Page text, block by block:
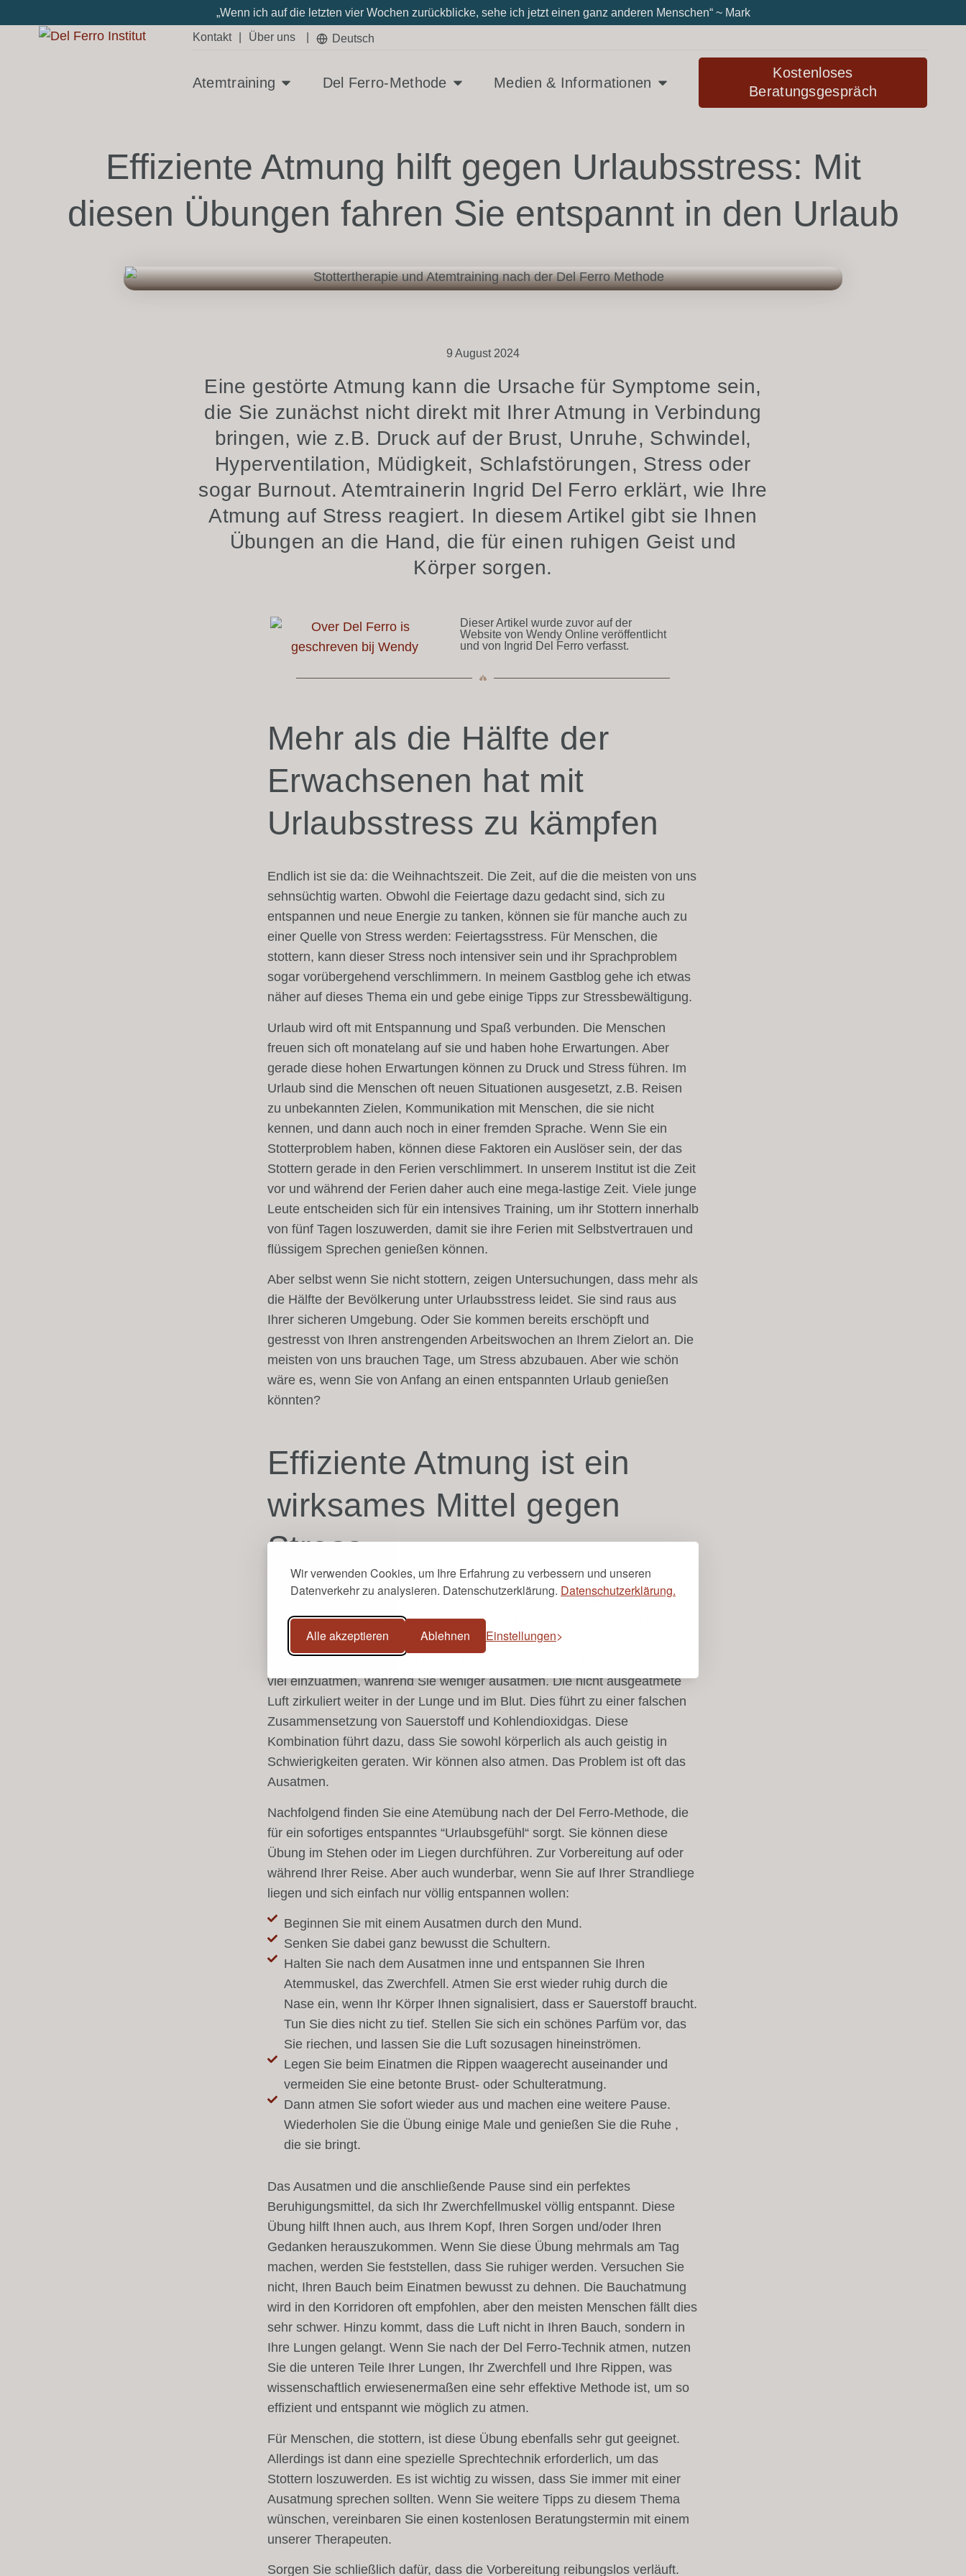
Wir verwenden Cookies, um Ihre Erfahrung zu verbessern und unseren
Datenverkehr zu analysieren. Datenschutzerklärung. Datenschutzerklärung.
Alle akzeptieren Ablehnen Einstellungen
„Wenn ich auf die letzten vier Wochen zurückblicke, sehe ich jetzt einen ganz anderen Menschen“ ~ Mark
Kontakt Über uns Deutsch
Atemtraining Del Ferro-Methode Medien & Informationen
Kostenloses
Beratungsgespräch
Effiziente Atmung hilft gegen Urlaubsstress: Mit
diesen Übungen fahren Sie entspannt in den Urlaub
9 August 2024
Eine gestörte Atmung kann die Ursache für Symptome sein,
die Sie zunächst nicht direkt mit Ihrer Atmung in Verbindung
bringen, wie z.B. Druck auf der Brust, Unruhe, Schwindel,
Hyperventilation, Müdigkeit, Schlafstörungen, Stress oder
sogar Burnout. Atemtrainerin Ingrid Del Ferro erklärt, wie Ihre
Atmung auf Stress reagiert. In diesem Artikel gibt sie Ihnen
Übungen an die Hand, die für einen ruhigen Geist und
Körper sorgen.
Dieser Artikel wurde zuvor auf der
Website von Wendy Online veröffentlicht
und von Ingrid Del Ferro verfasst.
Mehr als die Hälfte der
Erwachsenen hat mit
Urlaubsstress zu kämpfen
Endlich ist sie da: die Weihnachtszeit. Die Zeit, auf die die meisten von uns
sehnsüchtig warten. Obwohl die Feiertage dazu gedacht sind, sich zu
entspannen und neue Energie zu tanken, können sie für manche auch zu
einer Quelle von Stress werden: Feiertagsstress. Für Menschen, die
stottern, kann dieser Stress noch intensiver sein und ihr Sprachproblem
sogar vorübergehend verschlimmern. In meinem Gastblog gehe ich etwas
näher auf dieses Thema ein und gebe einige Tipps zur Stressbewältigung.
Urlaub wird oft mit Entspannung und Spaß verbunden. Die Menschen
freuen sich oft monatelang auf sie und haben hohe Erwartungen. Aber
gerade diese hohen Erwartungen können zu Druck und Stress führen. Im
Urlaub sind die Menschen oft neuen Situationen ausgesetzt, z.B. Reisen
zu unbekannten Zielen, Kommunikation mit Menschen, die sie nicht
kennen, und dann auch noch in einer fremden Sprache. Wenn Sie ein
Stotterproblem haben, können diese Faktoren ein Auslöser sein, der das
Stottern gerade in den Ferien verschlimmert. In unserem Institut ist die Zeit
vor und während der Ferien daher auch eine mega-lastige Zeit. Viele junge
Leute entscheiden sich für ein intensives Training, um ihr Stottern innerhalb
von fünf Tagen loszuwerden, damit sie ihre Ferien mit Selbstvertrauen und
flüssigem Sprechen genießen können.
Aber selbst wenn Sie nicht stottern, zeigen Untersuchungen, dass mehr als
die Hälfte der Bevölkerung unter Urlaubsstress leidet. Sie sind raus aus
Ihrer sicheren Umgebung. Oder Sie kommen bereits erschöpft und
gestresst von Ihren anstrengenden Arbeitswochen an Ihrem Zielort an. Die
meisten von uns brauchen Tage, um Stress abzubauen. Aber wie schön
wäre es, wenn Sie von Anfang an einen entspannten Urlaub genießen
könnten?
Effiziente Atmung ist ein
wirksames Mittel gegen
Stress
Effizientes Atmen ist ein mächtiges Werkzeug, das sich direkt auf unser
körperliches und geistiges Wohlbefinden auswirkt. Wenn wir gestresst sind,
neigen wir dazu, unbewusst mehr zu atmen. Wenn Sie nervös sind, wird
viel einzuatmen, während Sie weniger ausatmen. Die nicht ausgeatmete
Luft zirkuliert weiter in der Lunge und im Blut. Dies führt zu einer falschen
Zusammensetzung von Sauerstoff und Kohlendioxidgas. Diese
Kombination führt dazu, dass Sie sowohl körperlich als auch geistig in
Schwierigkeiten geraten. Wir können also atmen. Das Problem ist oft das
Ausatmen.
Nachfolgend finden Sie eine Atemübung nach der Del Ferro-Methode, die
für ein sofortiges entspanntes “Urlaubsgefühl“ sorgt. Sie können diese
Übung im Stehen oder im Liegen durchführen. Zur Vorbereitung auf oder
während Ihrer Reise. Aber auch wunderbar, wenn Sie auf Ihrer Strandliege
liegen und sich einfach nur völlig entspannen wollen:
Beginnen Sie mit einem Ausatmen durch den Mund.
Senken Sie dabei ganz bewusst die Schultern.
Halten Sie nach dem Ausatmen inne und entspannen Sie Ihren
Atemmuskel, das Zwerchfell. Atmen Sie erst wieder ruhig durch die
Nase ein, wenn Ihr Körper Ihnen signalisiert, dass er Sauerstoff braucht.
Tun Sie dies nicht zu tief. Stellen Sie sich ein schönes Parfüm vor, das
Sie riechen, und lassen Sie die Luft sozusagen hineinströmen.
Legen Sie beim Einatmen die Rippen waagerecht auseinander und
vermeiden Sie eine betonte Brust- oder Schulteratmung.
Dann atmen Sie sofort wieder aus und machen eine weitere Pause.
Wiederholen Sie die Übung einige Male und genießen Sie die Ruhe ,
die sie bringt.
Das Ausatmen und die anschließende Pause sind ein perfektes
Beruhigungsmittel, da sich Ihr Zwerchfellmuskel völlig entspannt. Diese
Übung hilft Ihnen auch, aus Ihrem Kopf, Ihren Sorgen und/oder Ihren
Gedanken herauszukommen. Wenn Sie diese Übung mehrmals am Tag
machen, werden Sie feststellen, dass Sie ruhiger werden. Versuchen Sie
nicht, Ihren Bauch beim Einatmen bewusst zu dehnen. Die Bauchatmung
wird in den Korridoren oft empfohlen, aber den meisten Menschen fällt dies
sehr schwer. Hinzu kommt, dass die Luft nicht in Ihren Bauch, sondern in
Ihre Lungen gelangt. Wenn Sie nach der Del Ferro-Technik atmen, nutzen
Sie die unteren Teile Ihrer Lungen, Ihr Zwerchfell und Ihre Rippen, was
wissenschaftlich erwiesenermaßen eine sehr effektive Methode ist, um so
effizient und entspannt wie möglich zu atmen.
Für Menschen, die stottern, ist diese Übung ebenfalls sehr gut geeignet.
Allerdings ist dann eine spezielle Sprechtechnik erforderlich, um das
Stottern loszuwerden. Es ist wichtig zu wissen, dass Sie immer mit einer
Ausatmung sprechen sollten. Wenn Sie weitere Tipps zu diesem Thema
wünschen, vereinbaren Sie einen kostenlosen Beratungstermin mit einem
unserer Therapeuten.
Sorgen Sie schließlich dafür, dass die Vorbereitung reibungslos verläuft.